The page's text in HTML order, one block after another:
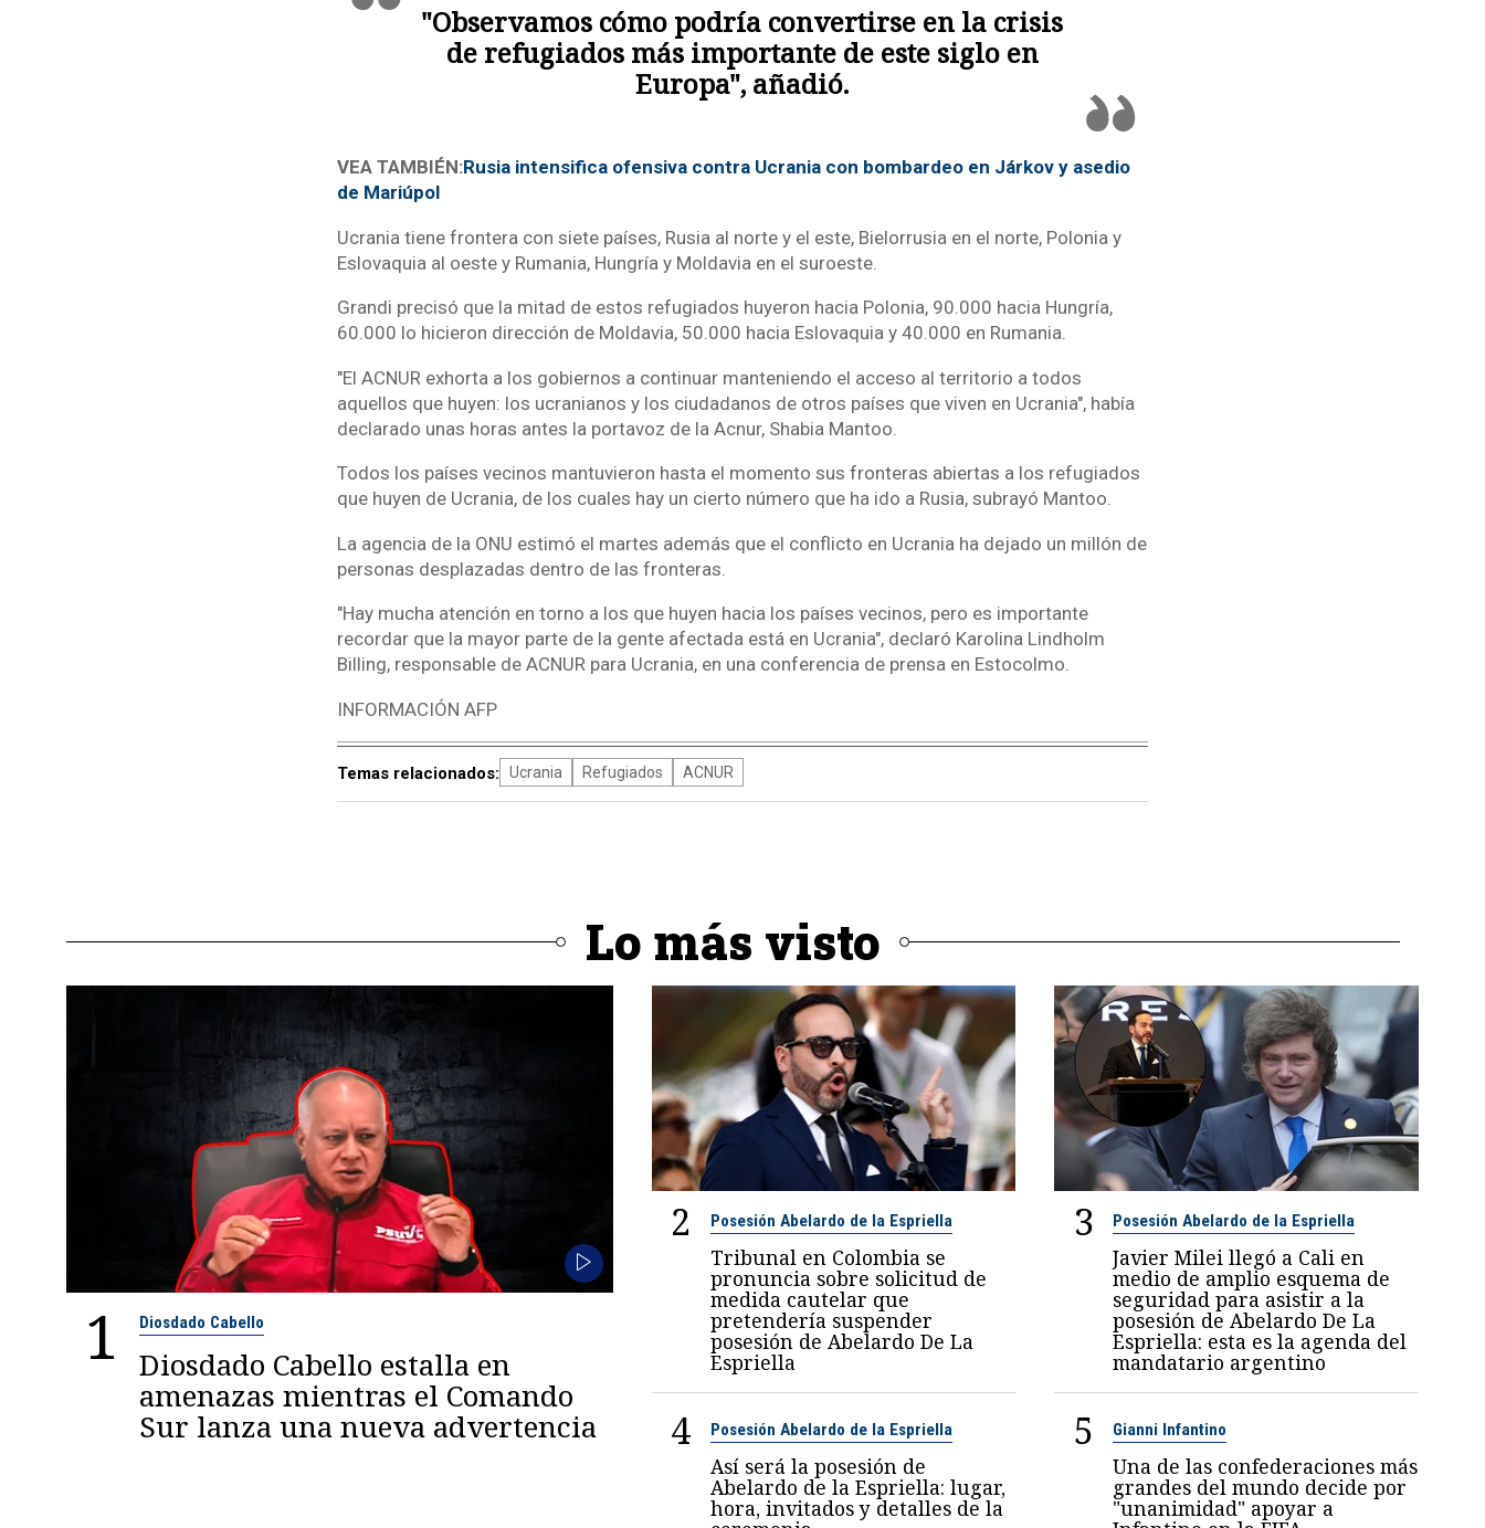
"Observamos cómo podría convertirse en la crisis
de refugiados más importante de este siglo en
Europa", añadió.
VEA TAMBIÉN:Rusia intensifica ofensiva contra Ucrania con bombardeo en Járkov y asedio
de Mariúpol
Ucrania tiene frontera con siete países, Rusia al norte y el este, Bielorrusia en el norte, Polonia y
Eslovaquia al oeste y Rumania, Hungría y Moldavia en el suroeste.
Grandi precisó que la mitad de estos refugiados huyeron hacia Polonia, 90.000 hacia Hungría,
60.000 lo hicieron dirección de Moldavia, 50.000 hacia Eslovaquia y 40.000 en Rumania.
"El ACNUR exhorta a los gobiernos a continuar manteniendo el acceso al territorio a todos
aquellos que huyen: los ucranianos y los ciudadanos de otros países que viven en Ucrania", había
declarado unas horas antes la portavoz de la Acnur, Shabia Mantoo.
Todos los países vecinos mantuvieron hasta el momento sus fronteras abiertas a los refugiados
que huyen de Ucrania, de los cuales hay un cierto número que ha ido a Rusia, subrayó Mantoo.
La agencia de la ONU estimó el martes además que el conflicto en Ucrania ha dejado un millón de
personas desplazadas dentro de las fronteras.
"Hay mucha atención en torno a los que huyen hacia los países vecinos, pero es importante
recordar que la mayor parte de la gente afectada está en Ucrania", declaró Karolina Lindholm
Billing, responsable de ACNUR para Ucrania, en una conferencia de prensa en Estocolmo.
INFORMACIÓN AFP
Temas relacionados: Ucrania Refugiados ACNUR
Lo más visto
1 Diosdado Cabello
Diosdado Cabello estalla en
amenazas mientras el Comando
Sur lanza una nueva advertencia
2 Posesión Abelardo de la Espriella
Tribunal en Colombia se
pronuncia sobre solicitud de
medida cautelar que
pretendería suspender
posesión de Abelardo De La
Espriella
3 Posesión Abelardo de la Espriella
Javier Milei llegó a Cali en
medio de amplio esquema de
seguridad para asistir a la
posesión de Abelardo De La
Espriella: esta es la agenda del
mandatario argentino
4 Posesión Abelardo de la Espriella
Así será la posesión de
Abelardo de la Espriella: lugar,
hora, invitados y detalles de la
5 Gianni Infantino
Una de las confederaciones más
grandes del mundo decide por
"unanimidad" apoyar a